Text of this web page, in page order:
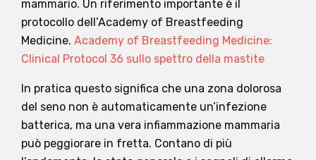
mammario. Un riferimento importante è il
protocollo dell’Academy of Breastfeeding
Medicine. Academy of Breastfeeding Medicine:
Clinical Protocol 36 sullo spettro della mastite
In pratica questo significa che una zona dolorosa
del seno non è automaticamente un’infezione
batterica, ma una vera infiammazione mammaria
può peggiorare in fretta. Contano di più